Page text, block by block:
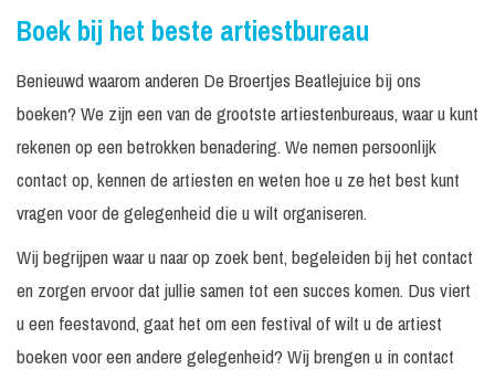
Boek bij het beste artiestbureau
Benieuwd waarom anderen De Broertjes Beatlejuice bij ons
boeken? We zijn een van de grootste artiestenbureaus, waar u kunt
rekenen op een betrokken benadering. We nemen persoonlijk
contact op, kennen de artiesten en weten hoe u ze het best kunt
vragen voor de gelegenheid die u wilt organiseren.
Wij begrijpen waar u naar op zoek bent, begeleiden bij het contact
en zorgen ervoor dat jullie samen tot een succes komen. Dus viert
u een feestavond, gaat het om een festival of wilt u de artiest
boeken voor een andere gelegenheid? Wij brengen u in contact